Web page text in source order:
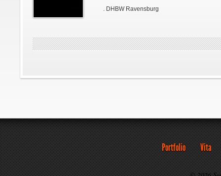
. DHBW Ravensburg
Portfolio Vita